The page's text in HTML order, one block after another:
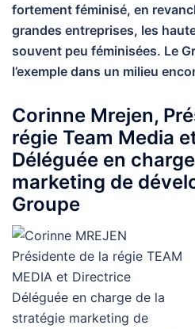
fortement féminisé, en
grandes entreprises, les
souvent peu féminisées. Le
l’exemple dans un milieu
Corinne Mrejen,
régie Team Media
Déléguée en
marketing de
Groupe